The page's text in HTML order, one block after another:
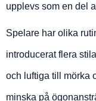
upplevs som en del
Spelare har olika
introducerat flera
och luftiga till mörka
minska på